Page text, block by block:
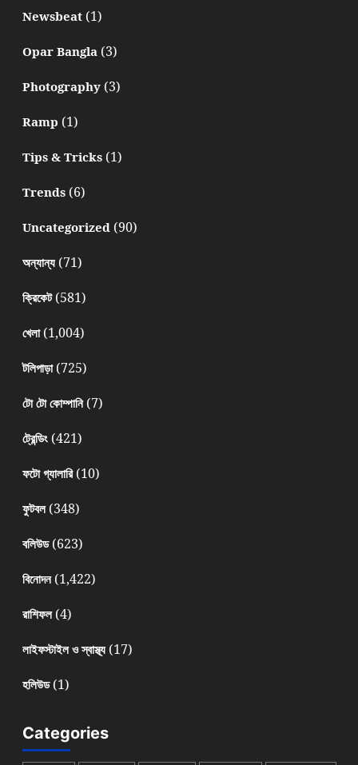
Newsbeat(1)
Opar Bangla(3)
Photography(3)
Ramp (1)
Tips & Tricks(1)
Trends(6)
Uncategorized(90)
অন্যান্য(71)
ক্রিকেট(581)
খেলা(1,004)
টলিপাড়া(725)
টো টো কোম্পানি(7)
ট্রেন্ডিং(421)
ফটো গ্যালারি(10)
ফুটবল(348)
বলিউড(623)
বিনোদন(1,422)
রাশিফল(4)
লাইফস্টাইল ও স্বাস্থ্য(17)
হলিউড(1)
Categories